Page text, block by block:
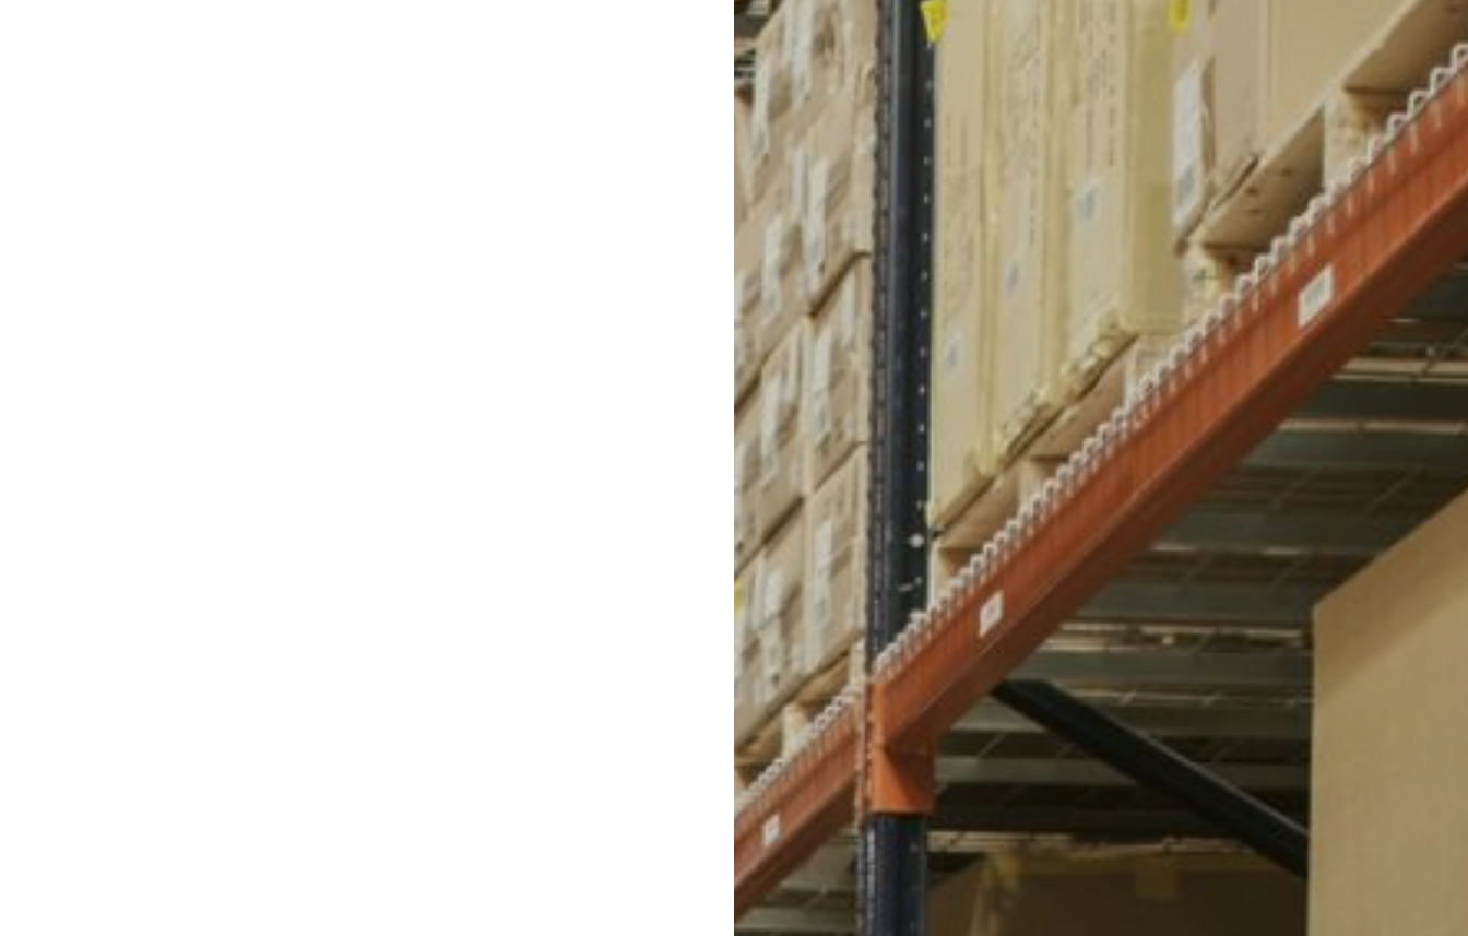
Если вы не уверены, доставляется ли наша продукция в ваш город, пожалуйста,
свяжитесь с нами для уточнения информации доставки в ваш регион.
Мы с радостью поможем вам сделать заказ и ответим на все ваши вопросы
телефон получателя
паспортные данные серия
и номер / для ПЭК и Деловые
наименование пункта выдачи
с хранением, сборкой и упаковкой грузов.
Срок доставки может быть различным в зависимости от многих факторов.
Предоставляют возможность отслеживания движения груза на всем пути.
Мы доставляем свою продукцию (жилеты, костюмы с системой molle, аксессуары, обувь, подсумки,
снаряжение для охоты или рыбалки, чехлы, кобура, перчатки, сумки, куртки с карманами)
во многие города России. Вот некоторые из них: Москва, Санкт-Петербург, Екатеринбург,
Новосибирск, Красноярск, Владивосток, Ростов-на-Дону, Казань, Нижний Новгород, Самара, Уфа,
Калининград, Челябинск, Омск, Краснодар, Сочи, Киров, Тюмень, Пермь, Ярославль, Ижевск,
Курган, Петрозаводск, Вологда, Архангельск, Барнаул, Кемерово, Томск, Иркутск, Красногорск,